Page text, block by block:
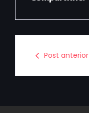
Post anterior